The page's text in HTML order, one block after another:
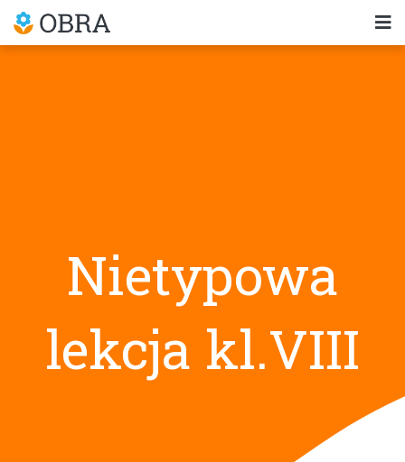
Nietypowa
lekcja kl.VIII